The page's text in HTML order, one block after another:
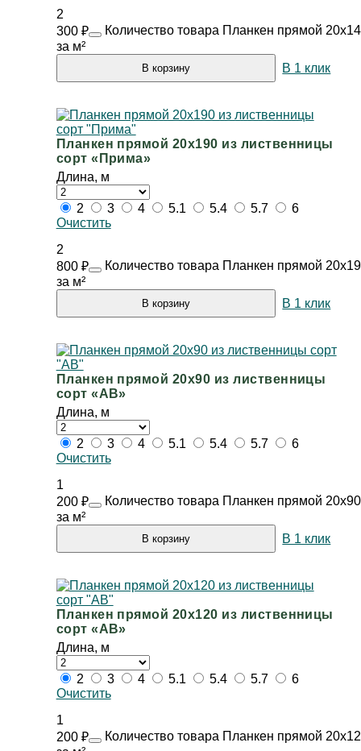
2
300 ₽
за м²
Количество товара Планкен прямой
В корзину В 1 клик
Планкен прямой 20х190 из лиственницы
сорт «Прима»
Длина, м
2 3 4 5.1 5.4 5.7
6
Очистить
2
800 ₽
за м²
Количество товара Планкен прямой
В корзину В 1 клик
Планкен прямой 20х90 из лиственницы
сорт «АВ»
Длина, м
2 3 4 5.1 5.4 5.7
6
Очистить
1
200 ₽
за м²
Количество товара Планкен прямой
В корзину В 1 клик
Планкен прямой 20х120 из лиственницы
сорт «АВ»
Длина, м
2 3 4 5.1 5.4 5.7
6
Очистить
1
200 ₽
Количество товара Планкен прямой